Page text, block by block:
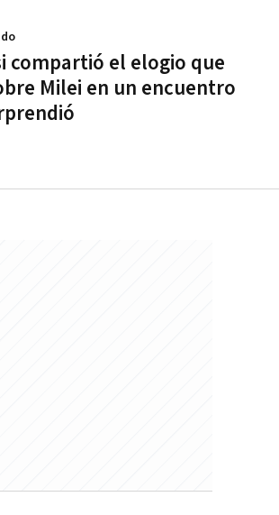
compartió el elogio que
Milei en un encuentro